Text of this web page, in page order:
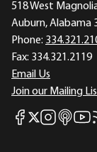
518 West
Auburn, Alabama
Phone:
Fax: 334.321.2119
Email Us
Join our Mailing
Mises Facebook
Mises X
MisesMises